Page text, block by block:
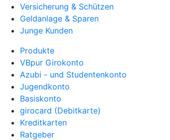
Versicherung & Schützen
Geldanlage & Sparen
Junge Kunden
Produkte
VBpur Girokonto
Azubi - und Studentenkonto
Jugendkonto
Basiskonto
girocard (Debitkarte)
Kreditkarten
Ratgeber